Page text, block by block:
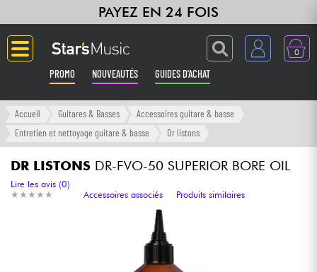
PAYEZ EN 24 FOIS
0
PROMO NOUVEAUTÉS GUIDES D'ACHAT
Langue
Amplis & Effets
Accueil Guitares & Basses
Accessoires guitare & basse
Entretien et nettoyage guitare & basse
Dr listons
DR LISTONS DR-FVO-50 SUPERIOR BORE OIL
★ ★ ★ ★ ★
★ ★ ★ ★ ★
Lire les avis (0)
Accessoires associés
Produits similaires